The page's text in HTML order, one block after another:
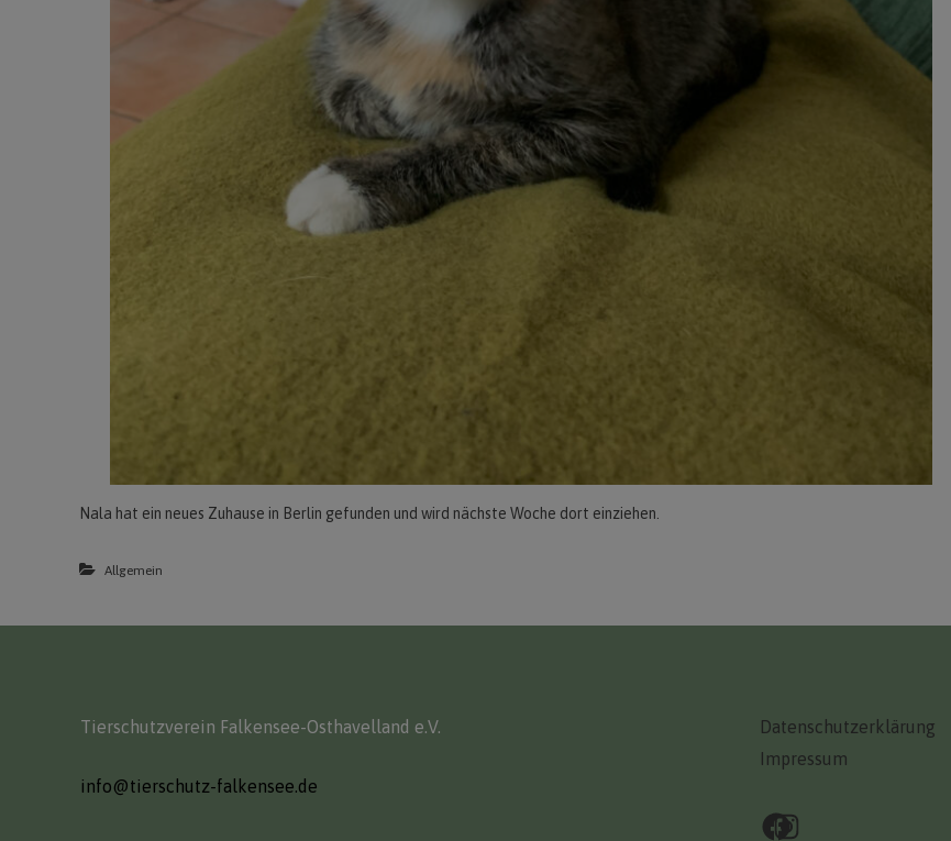
Nala hat ein neues Zuhause in Berlin gefunden und wird nächste Woche dort einziehen.
Allgemein
Tierschutzverein Falkensee-Osthavelland e.V.
info@tierschutz-falkensee.de
Datenschutzerklärung
Impressum
Facebook Instagram